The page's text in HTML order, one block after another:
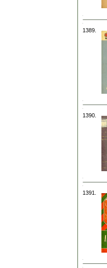
1389.
1390.
1391.